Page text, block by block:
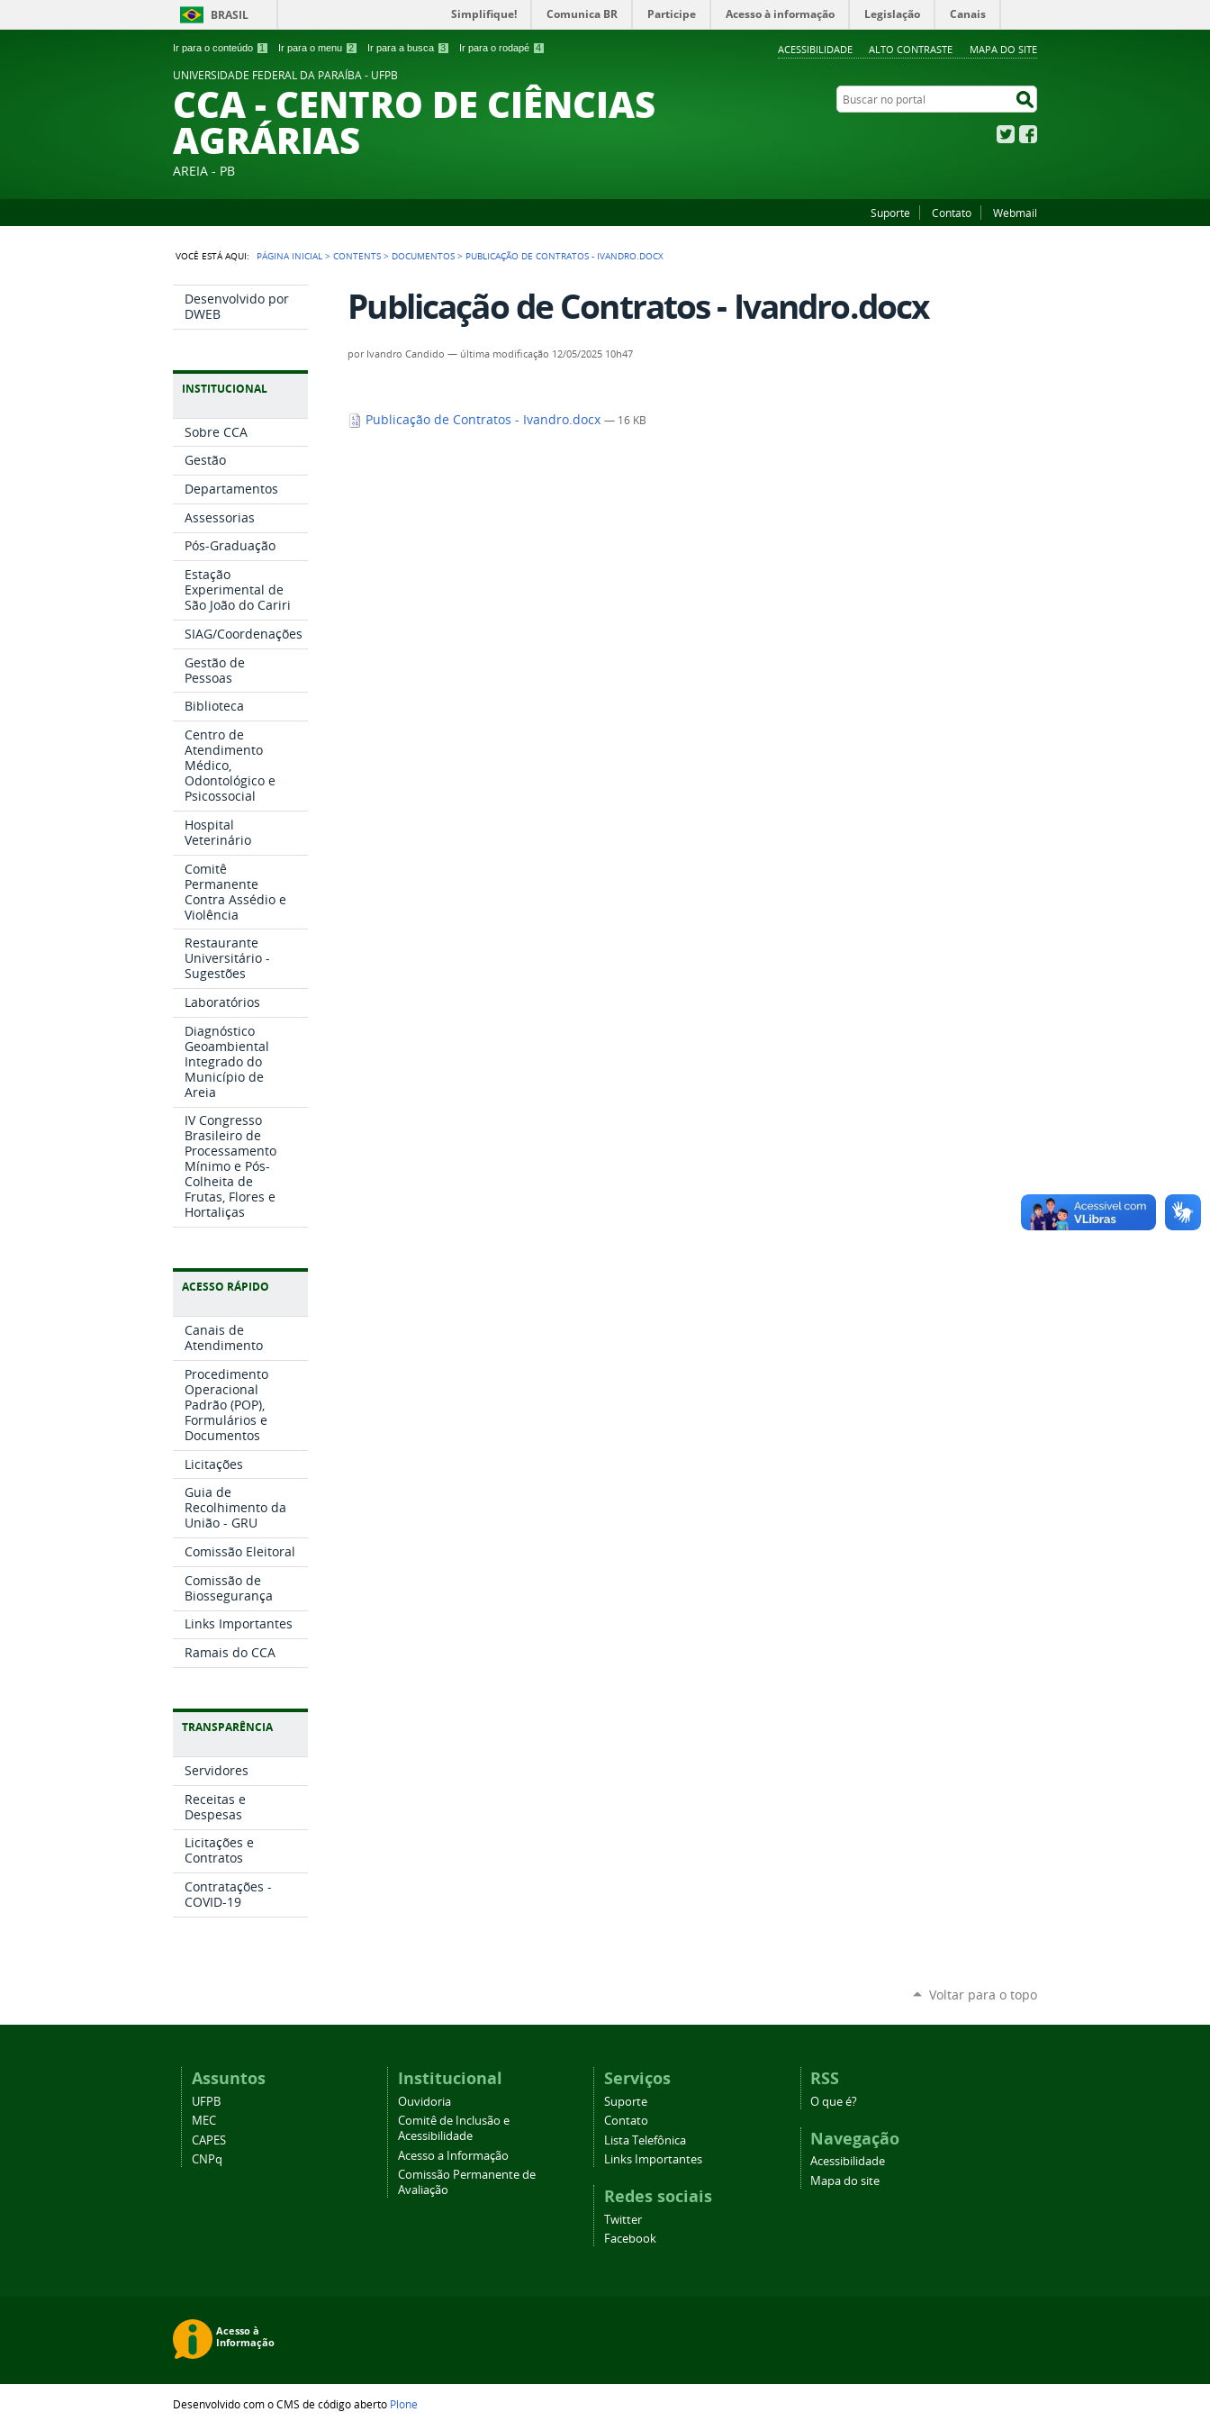
Ir para o conteúdo 1 Ir para o menu 2 Ir para a busca 3 Ir para o rodapé 4 ACESSIBILIDADE ALTO CONTRASTE MAPA DO SITE
BRASIL Simplifique! Comunica BR Participe Acesso à informação Legislação Canais
UNIVERSIDADE FEDERAL DA PARAÍBA - UFPB
CCA - CENTRO DE CIÊNCIAS
AGRÁRIAS
AREIA - PB
Buscar no portal
Twitter
Suporte Contato Webmail
VOCÊ ESTÁ AQUI: PÁGINA INICIAL >CONTENTS > DOCUMENTOS > PUBLICAÇÃO DE CONTRATOS - IVANDRO.DOCX
Desenvolvido por
DWEB
INSTITUCIONAL
Sobre CCA
Gestão
Departamentos
Assessorias
Pós-Graduação
Estação
Experimental de
São João do Cariri
SIAG/Coordenações
Gestão de
Pessoas
Biblioteca
Centro de
Atendimento
Médico,
Odontológico e
Psicossocial
Hospital
Veterinário
Comitê
Permanente
Contra Assédio e
Violência
Restaurante
Universitário -
Sugestões
Laboratórios
Diagnóstico
Geoambiental
Integrado do
Município de
Areia
IV Congresso
Brasileiro de
Processamento
Mínimo e Pós-
Colheita de
Frutas, Flores e
Hortaliças
ACESSO RÁPIDO
Canais de
Atendimento
Procedimento
Operacional
Padrão (POP),
Formulários e
Documentos
Licitações
Guia de
Recolhimento da
União - GRU
Comissão Eleitoral
Comissão de
Biossegurança
Links Importantes
Ramais do CCA
TRANSPARÊNCIA
Servidores
Receitas e
Despesas
Licitações e
Contratos
Contratações -
COVID-19
Publicação de Contratos - Ivandro.docx
por Ivandro Candido — última modificação 12/05/2025 10h47
Publicação de Contratos - Ivandro.docx— 16 KB
Voltar para o topo
Assuntos
UFPB
MEC
CAPES
CNPq
Institucional
Ouvidoria
Comitê de Inclusão e
Acessibilidade
Acesso a Informação
Comissão Permanente de
Avaliação
Serviços
Suporte
Contato
Lista Telefônica
Links Importantes
Redes sociais
Twitter
Facebook
RSS
O que é?
Navegação
Acessibilidade
Mapa do site
Desenvolvido com o CMS de código aberto Plone